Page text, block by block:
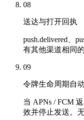
08
送达与打开回执
push.delivered、
有其他渠道相同
09
令牌生命周期自
当 APNs / FCM
效并停止发送。